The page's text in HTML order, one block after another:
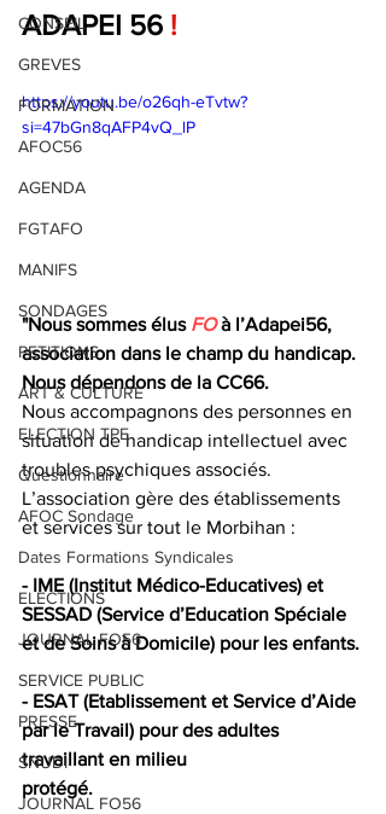
CONSEIL
GREVES
FORMATION
AFOC56
AGENDA
FGTAFO
MANIFS
SONDAGES
PETITIONS
ART & CULTURE
ELECTION TPE
Questionnaire
AFOC Sondage
Dates Formations Syndicales
ELECTIONS
JOURNAL FO56
SERVICE PUBLIC
PRESSE
SNUDI
JOURNAL FO56
ADAPEI 56 !
https://youtu.be/o26qh-eTvtw?
si=47bGn8qAFP4vQ_lP
"Nous sommes élus FO à l’Adapei56,
association dans le champ du handicap.
Nous dépendons de la CC66.
Nous accompagnons des personnes en
situation de handicap intellectuel avec
troubles psychiques associés.
L’association gère des établissements
et services sur tout le Morbihan :
- IME (Institut Médico-Educatives) et
SESSAD (Service d’Education Spéciale
et de Soins à Domicile) pour les enfants.
- ESAT (Etablissement et Service d’Aide
par le Travail) pour des adultes
travaillant en milieu
protégé.